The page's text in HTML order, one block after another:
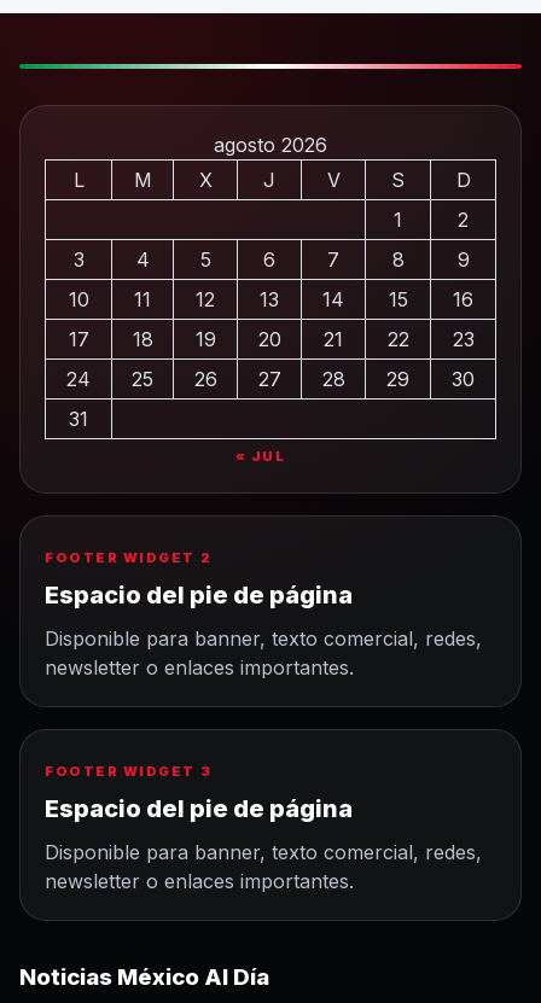
agosto 2026
L
M X J V S
D
1
2
3
4 5 6 7 8
9
10
11 12 13 14 15
16
17
18 19 20 21 22
23
24
25 26 27 28 29
30
31
« JUL
FOOTER WIDGET 2
Espacio del pie de página
Disponible para banner, texto comercial, redes,
newsletter o enlaces importantes.
FOOTER WIDGET 3
Espacio del pie de página
Disponible para banner, texto comercial, redes,
newsletter o enlaces importantes.
Noticias México Al Día